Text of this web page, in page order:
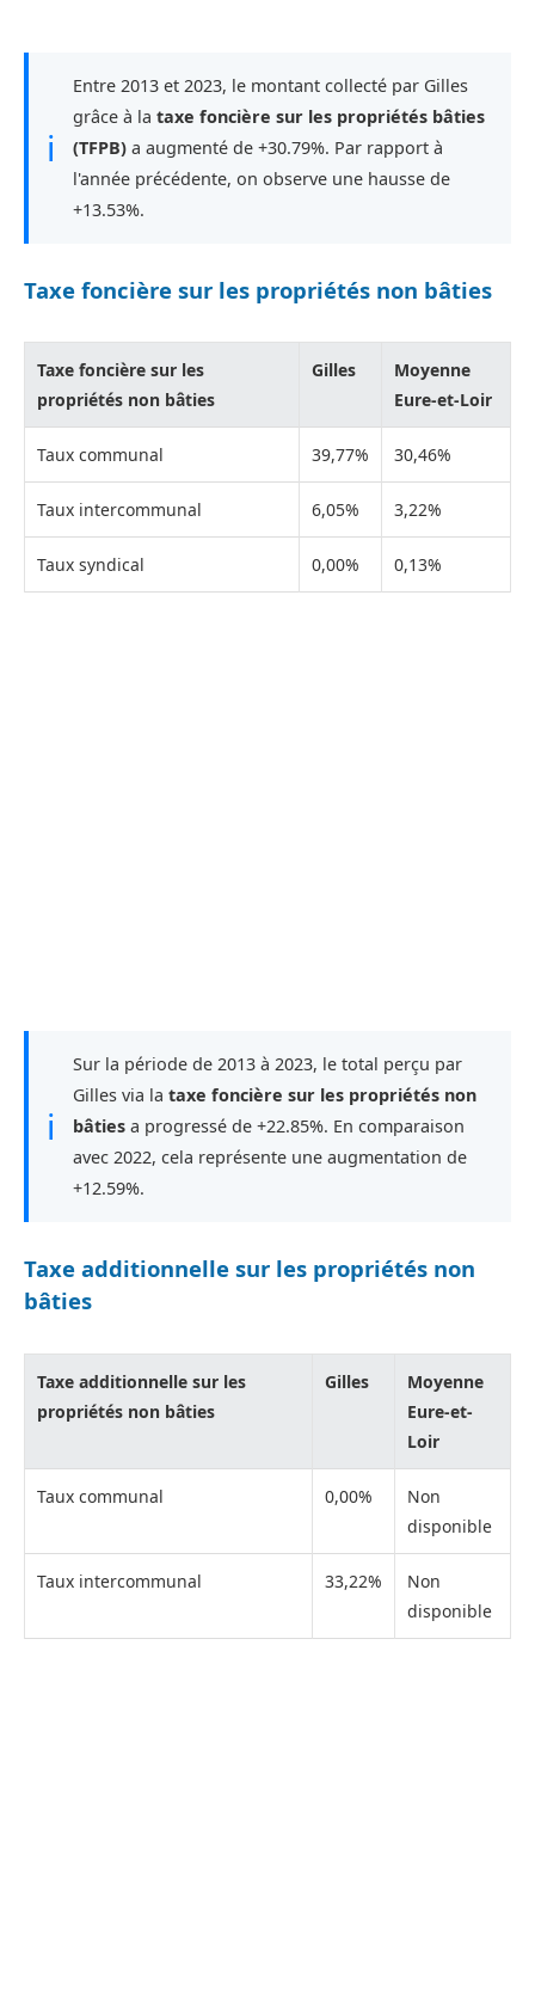
ℹ
Entre 2013 et 2023, le montant collecté par Gilles
grâce à la taxe foncière sur les propriétés bâties
(TFPB) a augmenté de +30.79%. Par rapport à
l'année précédente, on observe une hausse de
+13.53%.
Taxe foncière sur les propriétés non bâties
Taxe foncière sur les
propriétés non bâties
Gilles
Moyenne
Eure-et-Loir
Taux communal 39,77% 30,46%
Taux intercommunal 6,05% 3,22%
Taux syndical 0,00% 0,13%
ℹ
Sur la période de 2013 à 2023, le total perçu par
Gilles via la taxe foncière sur les propriétés non
bâties a progressé de +22.85%. En comparaison
avec 2022, cela représente une augmentation de
+12.59%.
Taxe additionnelle sur les propriétés non
bâties
Taxe additionnelle sur les
propriétés non bâties
Gilles
Moyenne
Eure-et-
Loir
Taux communal 0,00%
Non
disponible
Taux intercommunal 33,22%
Non
disponible